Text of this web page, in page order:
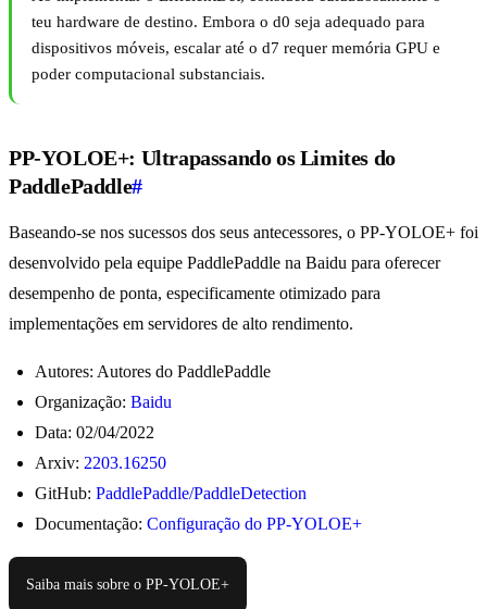
teu hardware de destino. Embora o d0 seja adequado para
dispositivos móveis, escalar até o d7 requer memória GPU e
poder computacional substanciais.
PP-YOLOE+: Ultrapassando os Limites do
PaddlePaddle#
Baseando-se nos sucessos dos seus antecessores, o PP-YOLOE+ foi
desenvolvido pela equipe PaddlePaddle na Baidu para oferecer
desempenho de ponta, especificamente otimizado para
implementações em servidores de alto rendimento.
Autores: Autores do PaddlePaddle
Organização: Baidu
Data: 02/04/2022
Arxiv: 2203.16250
GitHub: PaddlePaddle/PaddleDetection
Documentação: Configuração do PP-YOLOE+
Saiba mais sobre o PP-YOLOE+